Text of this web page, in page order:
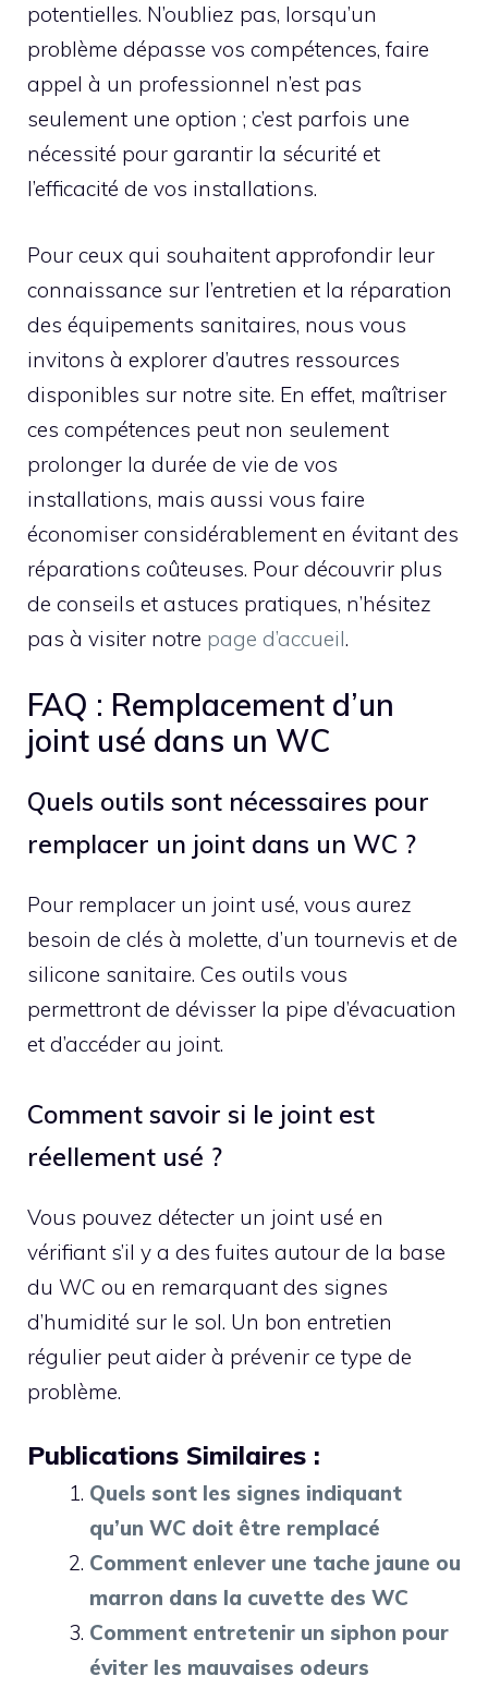
potentielles. N’oubliez pas, lorsqu’un
problème dépasse vos compétences, faire
appel à un professionnel n’est pas
seulement une option ; c’est parfois une
nécessité pour garantir la sécurité et
l’efficacité de vos installations.
Pour ceux qui souhaitent approfondir leur
connaissance sur l’entretien et la réparation
des équipements sanitaires, nous vous
invitons à explorer d’autres ressources
disponibles sur notre site. En effet, maîtriser
ces compétences peut non seulement
prolonger la durée de vie de vos
installations, mais aussi vous faire
économiser considérablement en évitant des
réparations coûteuses. Pour découvrir plus
de conseils et astuces pratiques, n’hésitez
pas à visiter notre page d’accueil.
FAQ : Remplacement d’un
joint usé dans un WC
Quels outils sont nécessaires pour
remplacer un joint dans un WC ?
Pour remplacer un joint usé, vous aurez
besoin de clés à molette, d’un tournevis et de
silicone sanitaire. Ces outils vous
permettront de dévisser la pipe d’évacuation
et d’accéder au joint.
Comment savoir si le joint est
réellement usé ?
Vous pouvez détecter un joint usé en
vérifiant s’il y a des fuites autour de la base
du WC ou en remarquant des signes
d’humidité sur le sol. Un bon entretien
régulier peut aider à prévenir ce type de
problème.
Publications Similaires :
Quels sont les signes indiquant
qu’un WC doit être remplacé
Comment enlever une tache jaune ou
marron dans la cuvette des WC
Comment entretenir un siphon pour
éviter les mauvaises odeurs